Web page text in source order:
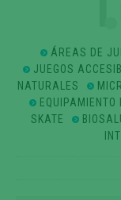
ÁREAS DE
JUEGOS
NATURALES
EQUIPAMIENTO
SKATE